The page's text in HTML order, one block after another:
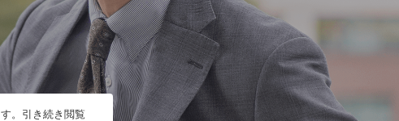
。引き続き閲覧